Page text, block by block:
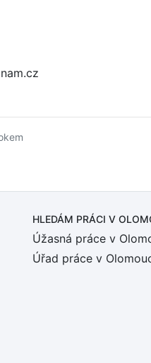
HLEDÁM PRÁCI V
Úžasná práce v
Úřad práce v